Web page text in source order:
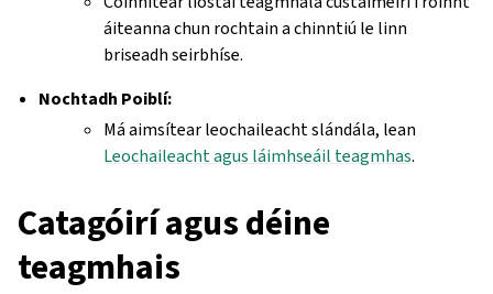
áiteanna chun rochtain a chinntiú le linn
briseadh seirbhíse.
Nochtadh Poiblí:
Má aimsítear leochaileacht slándála, lean
Leochaileacht agus láimhseáil teagmhas.
Catagóirí agus déine
teagmhais